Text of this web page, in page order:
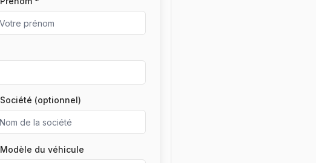
Société (optionnel)
Modèle du véhicule